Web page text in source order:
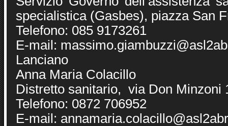
specialistica (Gasbes), piazza San
Telefono: 085 9173261
E-mail:
Lanciano
Anna Maria Colacillo
Distretto sanitario, via Don Minzoni
Telefono: 0872 706952
E-mail: